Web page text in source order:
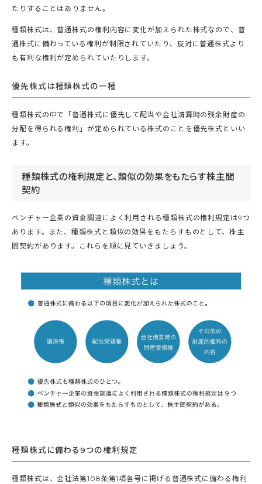
たりすることはありません。
種類株式は、普通株式の権利内容に変化が加えられた株式なので、普
通株式に備わっている権利が制限されていたり、反対に普通株式より
も有利な権利が定められていたりします。
優先株式は種類株式の一種
種類株式の中で「普通株式に優先して配当や会社清算時の残余財産の
分配を得られる権利」が定められている株式のことを優先株式といい
ます。
種類株式の権利規定と、類似の効果をもたらす株主間
契約
ベンチャー企業の資金調達によく利用される種類株式の権利規定は9つ
あります。また、種類株式と類似の効果をもたらすものとして、株主
間契約があります。これらを順に見ていきましょう。
種類株式に備わる9つの権利規定
種類株式は、会社法第108条第1項各号に掲げる普通株式に備わる権利